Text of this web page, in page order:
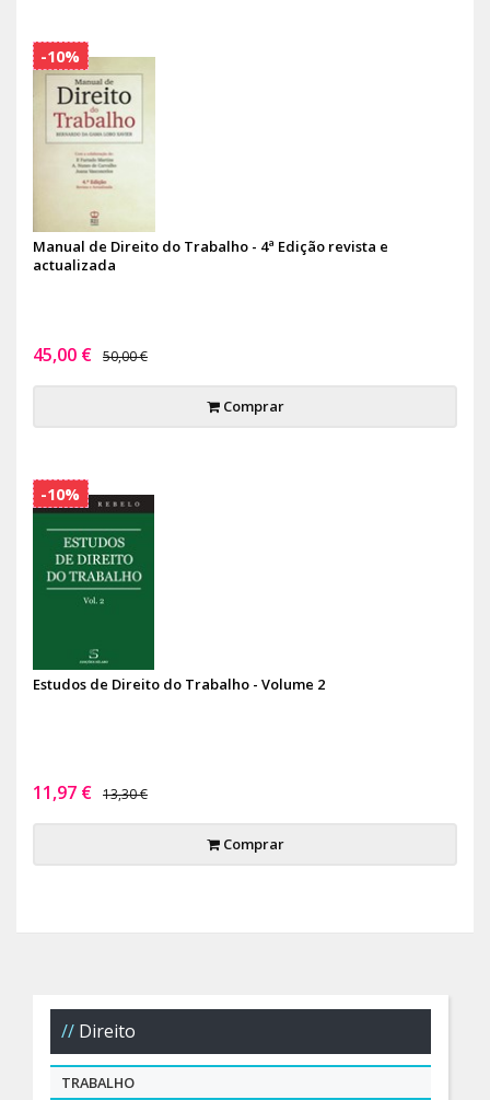
Manual de Direito do Trabalho - 4ª Edição revista e
actualizada
45,00 € 50,00 €
Comprar
-10%
Estudos de Direito do Trabalho - Volume 2
11,97 € 13,30 €
Comprar
-10%
Direito
TRABALHO